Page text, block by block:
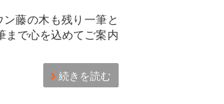
藤の木も残り一筆と
まで心を込めてご案内
続きを読む